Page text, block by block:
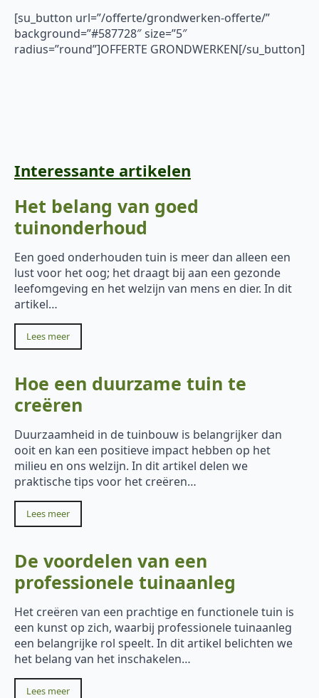
[su_button url=”/offerte/grondwerken-offerte/”
background=”#587728″ size=”5″
radius=”round”]OFFERTE GRONDWERKEN[/su_button]
Interessante artikelen
Het belang van goed
tuinonderhoud
Een goed onderhouden tuin is meer dan alleen een
lust voor het oog; het draagt bij aan een gezonde
leefomgeving en het welzijn van mens en dier. In dit
artikel…
Lees meer
Hoe een duurzame tuin te
creëren
Duurzaamheid in de tuinbouw is belangrijker dan
ooit en kan een positieve impact hebben op het
milieu en ons welzijn. In dit artikel delen we
praktische tips voor het creëren…
Lees meer
De voordelen van een
professionele tuinaanleg
Het creëren van een prachtige en functionele tuin is
een kunst op zich, waarbij professionele tuinaanleg
een belangrijke rol speelt. In dit artikel belichten we
het belang van het inschakelen…
Lees meer